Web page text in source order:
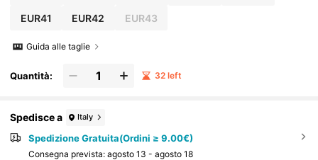
EUR41 EUR42 EUR43
Guida alle taglie
Quantità: 32 left
Spedisce a Italy
Spedizione Gratuita(Ordini ≥ 9.00€)
Consegna prevista: agosto 13 - agosto 18